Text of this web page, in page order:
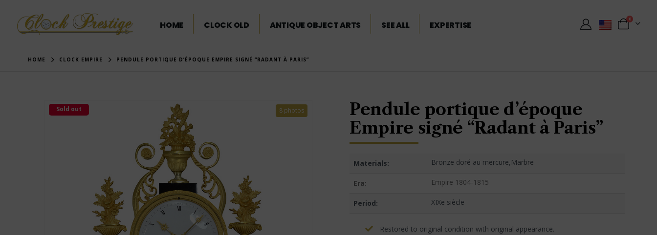
HOME CLOCK OLD ANTIQUE OBJECT ARTS SEE ALL EXPERTISE
0
HOME CLOCK EMPIRE PENDULE PORTIQUE D’ÉPOQUE EMPIRE SIGNÉ “RADANT À PARIS”
8 photos
Sold out
Pendule portique d’époque
Empire signé “Radant à Paris”
Materials: Bronze doré au mercure,Marbre
Era: Empire 1804-1815
Period: XIXe siècle
Restored to original condition with original appearance.